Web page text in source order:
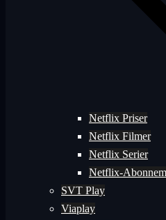
Netflix Priser
Netflix Filmer
Netflix Serier
Netflix-
SVT Play
Viaplay